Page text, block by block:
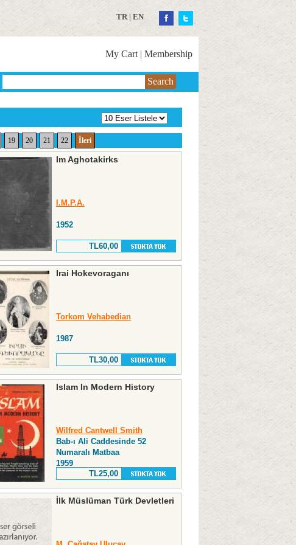
TR| EN
My Cart | Membership
Search
19 20 21 22 İleri
Im Aghotakirks
I.M.P.A.
1952
TL60,00
Irai Hokevoraganı
Torkom Vehabedian
1987
TL30,00
Islam In Modern History
Wilfred Cantwell Smith
Bab-ı Ali Caddesinde 52
Numaralı Matbaa
1959
TL25,00
İlk Müslüman Türk Devletleri